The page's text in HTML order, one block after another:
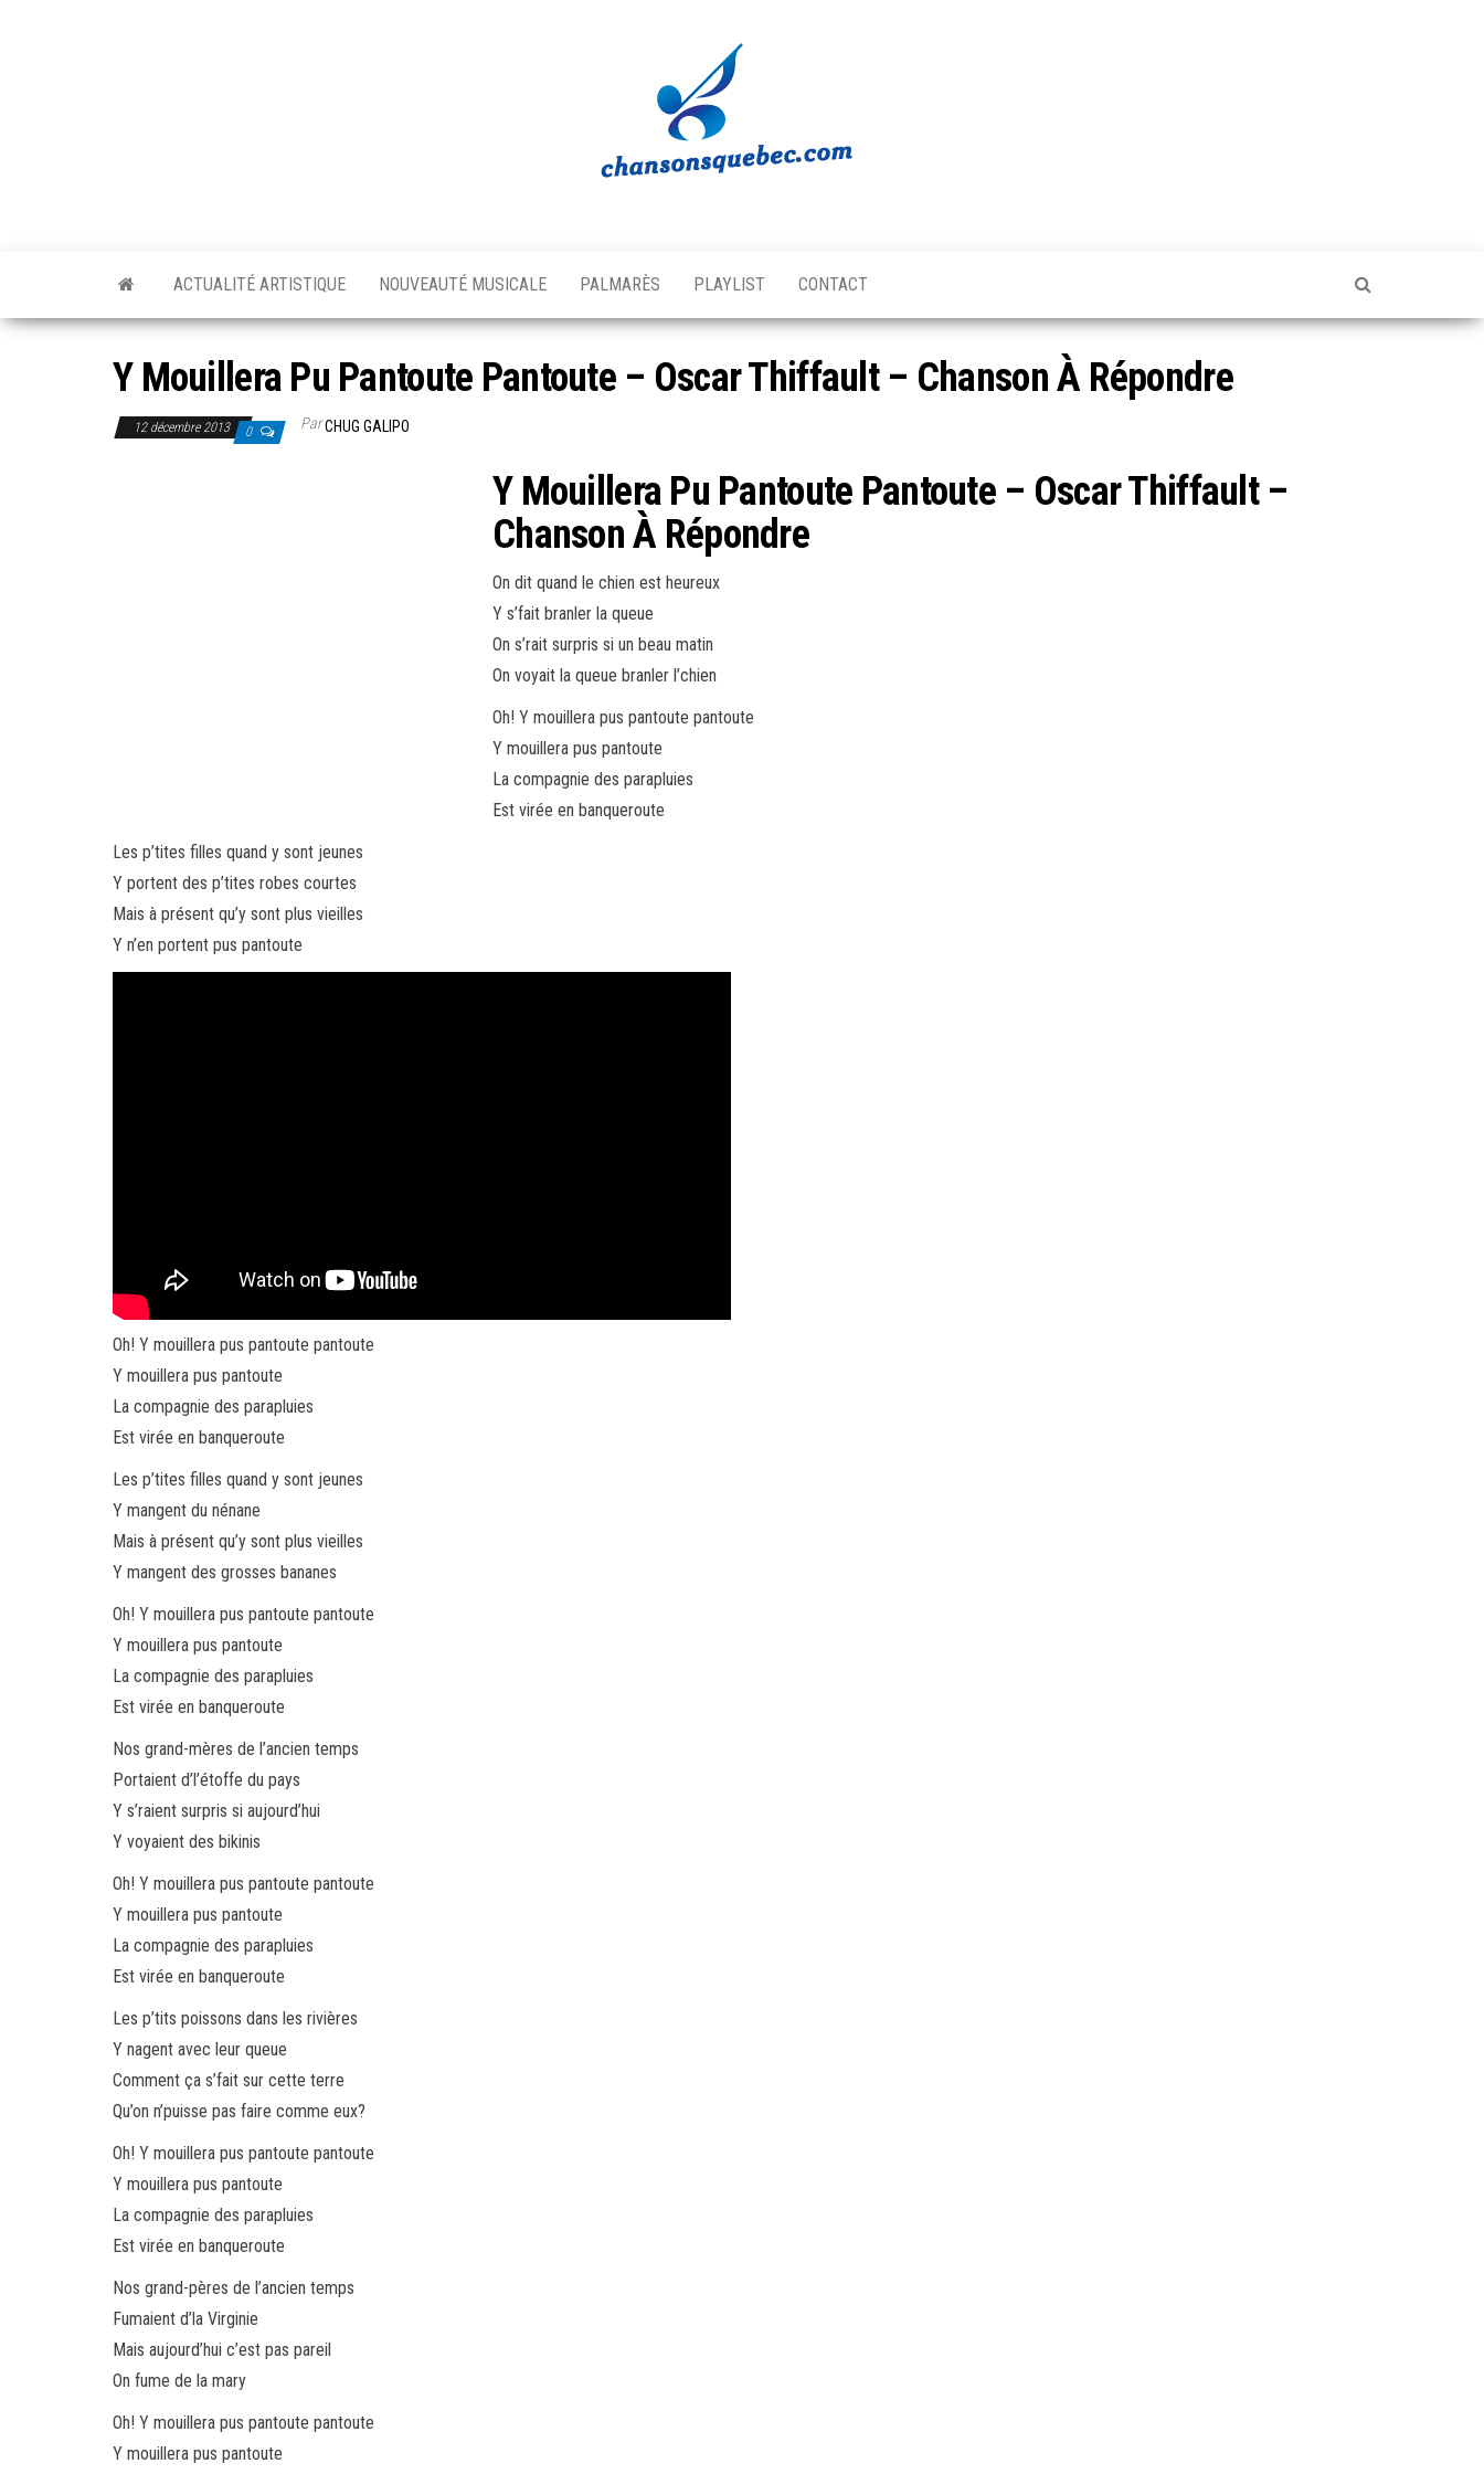
Québec
musicale
québécoise!
ACTUALITÉ ARTISTIQUE NOUVEAUTÉ MUSICALE PALMARÈS PLAYLIST CONTACT
Y Mouillera Pu Pantoute Pantoute – Oscar Thiffault – Chanson À Répondre
12 décembre 2013 0 ParCHUG GALIPO
Y Mouillera Pu Pantoute Pantoute – Oscar Thiffault –
Chanson À Répondre
On dit quand le chien est heureux
Y s’fait branler la queue
On s’rait surpris si un beau matin
On voyait la queue branler l’chien
Oh! Y mouillera pus pantoute pantoute
Y mouillera pus pantoute
La compagnie des parapluies
Est virée en banqueroute
Les p’tites filles quand y sont jeunes
Y portent des p’tites robes courtes
Mais à présent qu’y sont plus vieilles
Y n’en portent pus pantoute
Oh! Y mouillera pus pantoute pantoute
Y mouillera pus pantoute
La compagnie des parapluies
Est virée en banqueroute
Les p’tites filles quand y sont jeunes
Y mangent du nénane
Mais à présent qu’y sont plus vieilles
Y mangent des grosses bananes
Oh! Y mouillera pus pantoute pantoute
Y mouillera pus pantoute
La compagnie des parapluies
Est virée en banqueroute
Nos grand-mères de l’ancien temps
Portaient d’l’étoffe du pays
Y s’raient surpris si aujourd’hui
Y voyaient des bikinis
Oh! Y mouillera pus pantoute pantoute
Y mouillera pus pantoute
La compagnie des parapluies
Est virée en banqueroute
Les p’tits poissons dans les rivières
Y nagent avec leur queue
Comment ça s’fait sur cette terre
Qu’on n’puisse pas faire comme eux?
Oh! Y mouillera pus pantoute pantoute
Y mouillera pus pantoute
La compagnie des parapluies
Est virée en banqueroute
Nos grand-pères de l’ancien temps
Fumaient d’la Virginie
Mais aujourd’hui c’est pas pareil
On fume de la mary
Oh! Y mouillera pus pantoute pantoute
Y mouillera pus pantoute